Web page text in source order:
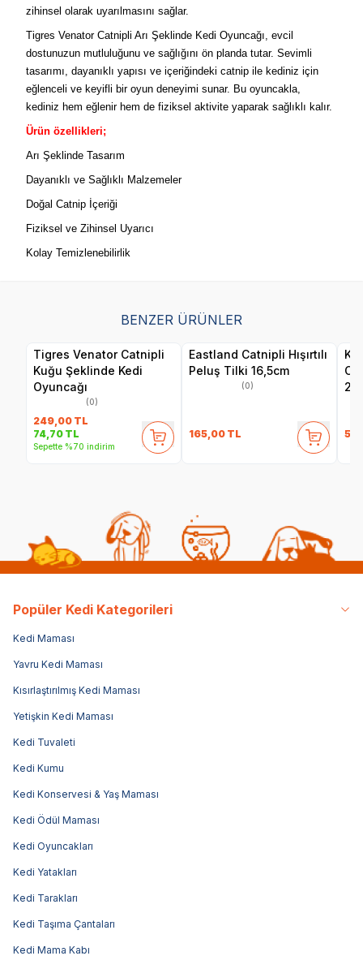
zihinsel olarak uyarılmasını sağlar.
Tigres Venator Catnipli Arı Şeklinde Kedi Oyuncağı, evcil
dostunuzun mutluluğunu ve sağlığını ön planda tutar. Sevimli
tasarımı, dayanıklı yapısı ve içeriğindeki catnip ile kediniz için
eğlenceli ve keyifli bir oyun deneyimi sunar. Bu oyuncakla,
kediniz hem eğlenir hem de fiziksel aktivite yaparak sağlıklı kalır.
Ürün özellikleri;
Arı Şeklinde Tasarım
Dayanıklı ve Sağlıklı Malzemeler
Doğal Catnip İçeriği
Fiziksel ve Zihinsel Uyarıcı
Kolay Temizlenebilirlik
BENZER ÜRÜNLER
Tigres Venator Catnipli
Kuğu Şeklinde Kedi
Oyuncağı
(0)
249,00 TL
74,70 TL
Sepette %70 indirim
Eastland Catnipli Hışırtılı
Peluş Tilki 16,5cm
(0)
165,00 TL
Popüler Kedi Kategorileri
Kedi Maması
Yavru Kedi Maması
Kısırlaştırılmış Kedi Maması
Yetişkin Kedi Maması
Kedi Tuvaleti
Kedi Kumu
Kedi Konservesi & Yaş Maması
Kedi Ödül Maması
Kedi Oyuncakları
Kedi Yatakları
Kedi Tarakları
Kedi Taşıma Çantaları
Kedi Mama Kabı